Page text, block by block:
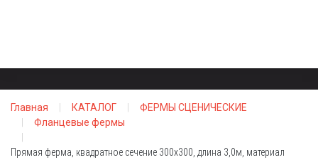
Главная КАТАЛОГ
ФЕРМЫ СЦЕНИЧЕСКИЕ
Фланцевые фермы
Прямая ферма, квадратное сечение 300х300, длина 3,0м, материал